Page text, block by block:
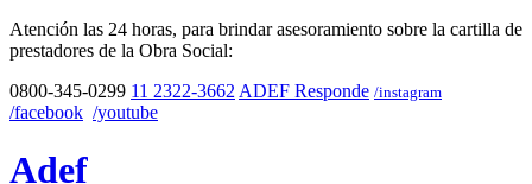
Atención las 24 horas, para brindar asesoramiento sobre la cartilla de
prestadores de la Obra Social:
0800-345-0299 11 2322-3662 ADEF Responde /instagram
/facebook /youtube
Adef